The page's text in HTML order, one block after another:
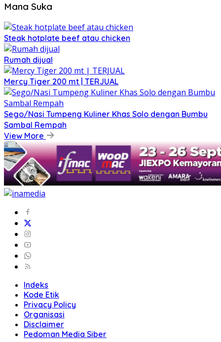
Mana Suka
Steak hotplate beef atau chicken
Rumah dijual
Mercy Tiger 200 mt | TERJUAL
Sego/Nasi Tumpeng Kuliner Khas Solo dengan Bumbu
Sambal Rempah
View More
Indeks
Kode Etik
Privacy Policy
Organisasi
Disclaimer
Pedoman Media Siber